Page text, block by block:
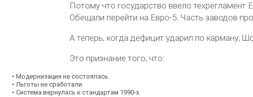
Потому что государство ввело
Обещали перейти на Евро-5. Часть заводов
А теперь, когда дефицит ударил по карману,
Это признание того, что:
• Модернизация не состоялась.
• Льготы не сработали.
• Система вернулась к стандартам 1990-х.